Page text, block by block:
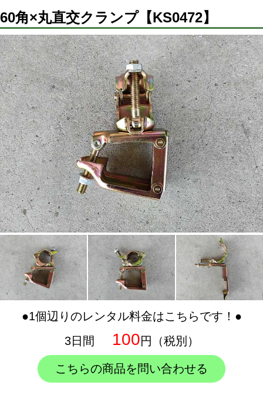
60角×丸直交クランプ【KS0472】
●1個辺りのレンタル料金はこちらです！●
3日間
100円（税別）
こちらの商品を問い合わせる